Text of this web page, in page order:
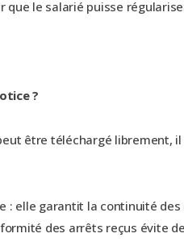
que le salarié puisse
?
être téléchargé
elle garantit la continuité
des arrêts reçus évite